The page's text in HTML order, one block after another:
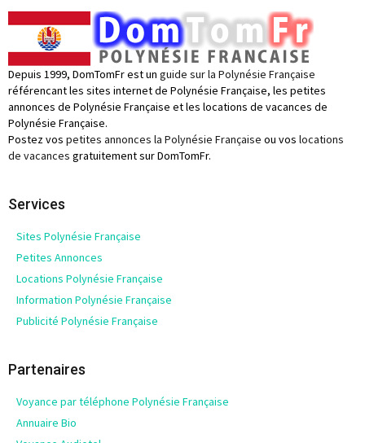
Depuis 1999, DomTomFr est un guide sur la Polynésie Française
référencant les sites internet de Polynésie Française, les petites
annonces de Polynésie Française et les locations de vacances de
Polynésie Française.
Postez vos petites annonces la Polynésie Française ou vos locations
de vacances gratuitement sur DomTomFr.
Services
Sites Polynésie Française
Petites Annonces
Locations Polynésie Française
Information Polynésie Française
Publicité Polynésie Française
Partenaires
Voyance par téléphone Polynésie Française
Annuaire Bio